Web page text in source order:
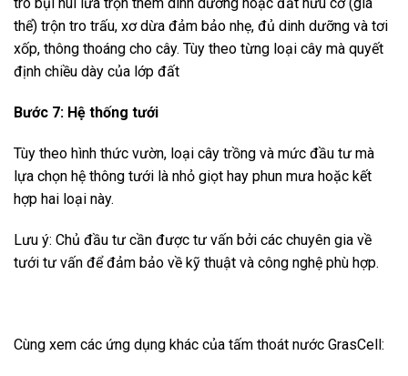
tro bụi núi lửa trộn thêm dinh dưỡng hoặc đất hữu cơ (giá
thể) trộn tro trấu, xơ dừa đảm bảo nhẹ, đủ dinh dưỡng và tơi
xốp, thông thoáng cho cây. Tùy theo từng loại cây mà quyết
định chiều dày của lớp đất
Bước 7: Hệ thống tưới
Tùy theo hình thức vườn, loại cây trồng và mức đầu tư mà
lựa chọn hệ thông tưới là nhỏ giọt hay phun mưa hoặc kết
hợp hai loại này.
Lưu ý: Chủ đầu tư cần được tư vấn bởi các chuyên gia về
tưới tư vấn để đảm bảo về kỹ thuật và công nghệ phù hợp.
Cùng xem các ứng dụng khác của tấm thoát nước GrasCell: